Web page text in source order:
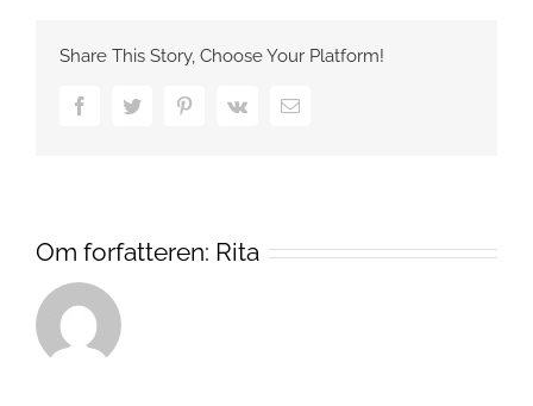
Share This Story, Choose Your Platform!
FacebookTwitter PinterestVk Email
Om forfatteren: Rita